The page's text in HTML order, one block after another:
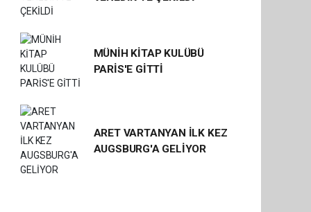
MÜNİH KİTAP KULÜBÜ
PARİS'E GİTTİ
ARET VARTANYAN İLK KEZ
AUGSBURG'A GELİYOR